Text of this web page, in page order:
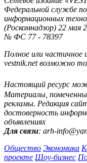
Федеральной службе по
информационных
(Роскомнадзор) 22 мая
№ ФС 77 - 78397
Полное или частичное
vestnik.net возможно
Настоящий ресурс
Материалы,
рекламы. Редакция
достоверность
объявлениях
Для связи: arh-
Общество Экономика
проекте Шоу-бизнес